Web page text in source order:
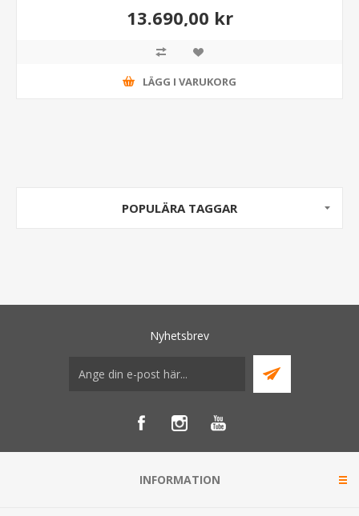
13.690,00 kr
LÄGG I VARUKORG
POPULÄRA TAGGAR
Nyhetsbrev
INFORMATION